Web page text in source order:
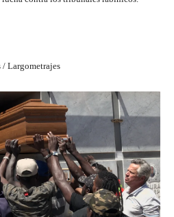
/ Largometrajes